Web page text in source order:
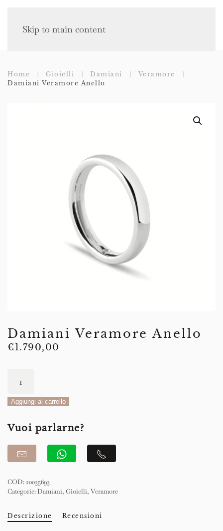
Skip to main content
Home Gioielli Damiani
Veramore
Damiani Veramore Anello
Damiani Veramore Anello
€1.790,00
Veramore
Anello
Aggiungi al carrello
Vuoi parlarne?
COD:20035693
Categorie:Damiani, Gioielli, Veramore
Descrizione Recensioni